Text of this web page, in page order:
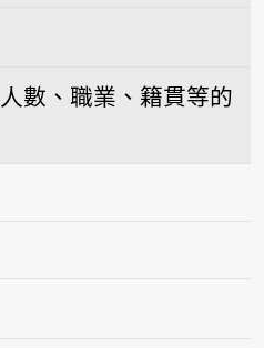
數、職業、籍貫等的